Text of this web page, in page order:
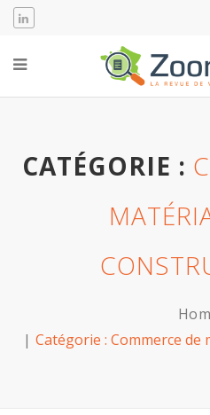
CATÉGORIE :
Catégorie : Commerce de